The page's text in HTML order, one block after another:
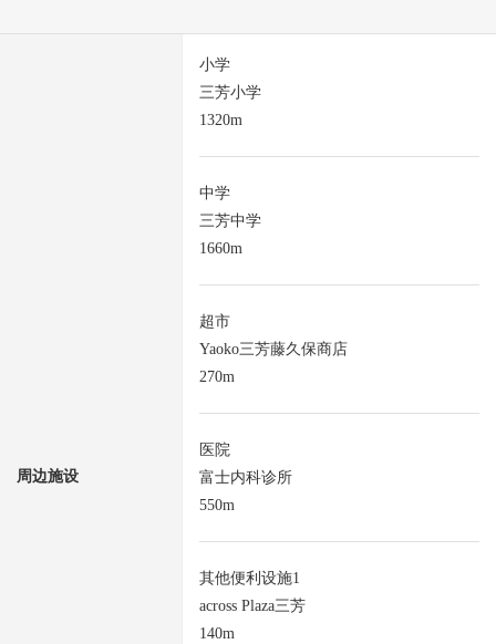
周边施设
小学
三芳小学
1320m
中学
三芳中学
1660m
超市
Yaoko三芳藤久保商店
270m
医院
富士内科诊所
550m
其他便利设施1
across Plaza三芳
140m